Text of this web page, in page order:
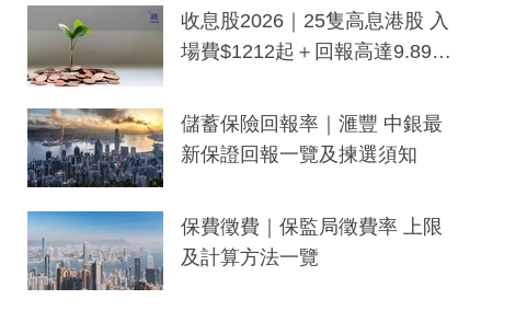
y及香港限定特調系列
收息股2026｜25隻高息港股 入
場費$1212起＋回報高達9.89
儲蓄保險回報率｜滙豐 中銀最
新保證回報一覽及揀選須知
保費徵費｜保監局徵費率 上限
及計算方法一覽